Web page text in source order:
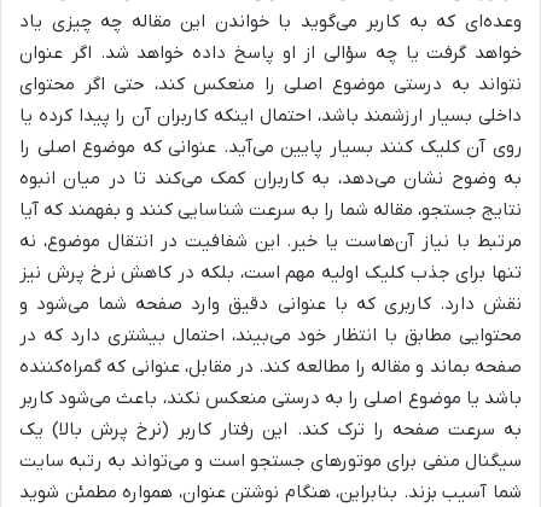
وعده‌ای که به کاربر می‌گوید با خواندن این مقاله چه چیزی یاد
خواهد گرفت یا چه سؤالی از او پاسخ داده خواهد شد. اگر عنوان
نتواند به درستی موضوع اصلی را منعکس کند، حتی اگر محتوای
داخلی بسیار ارزشمند باشد، احتمال اینکه کاربران آن را پیدا کرده یا
روی آن کلیک کنند بسیار پایین می‌آید. عنوانی که موضوع اصلی را
به وضوح نشان می‌دهد، به کاربران کمک می‌کند تا در میان انبوه
نتایج جستجو، مقاله شما را به سرعت شناسایی کنند و بفهمند که آیا
مرتبط با نیاز آن‌هاست یا خیر. این شفافیت در انتقال موضوع، نه
تنها برای جذب کلیک اولیه مهم است، بلکه در کاهش نرخ پرش نیز
نقش دارد. کاربری که با عنوانی دقیق وارد صفحه شما می‌شود و
محتوایی مطابق با انتظار خود می‌بیند، احتمال بیشتری دارد که در
صفحه بماند و مقاله را مطالعه کند. در مقابل، عنوانی که گمراه‌کننده
باشد یا موضوع اصلی را به درستی منعکس نکند، باعث می‌شود کاربر
به سرعت صفحه را ترک کند. این رفتار کاربر (نرخ پرش بالا) یک
سیگنال منفی برای موتورهای جستجو است و می‌تواند به رتبه سایت
شما آسیب بزند. بنابراین، هنگام نوشتن عنوان، همواره مطمئن شوید